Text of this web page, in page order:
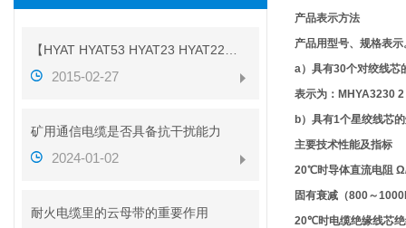
2015-02-27
矿用通信电缆是否具备抗干扰能力
2024-01-02
耐火电缆里的云母带的重要作用
产品表示方法
产品用型号、规格表示
a）具有30个对绞线芯
表示为：MHYA3230 2
b）具有1个星绞线芯
主要技术性能及指标
20℃时导体直流电阻
固有衰减（800～
20℃时电缆绝缘线芯